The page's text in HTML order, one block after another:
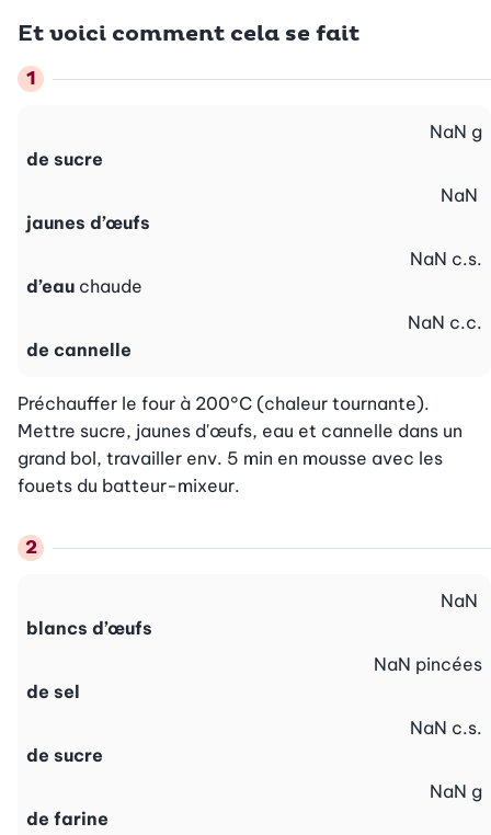
Et voici comment cela se fait
de sucre
NaN g
jaunes d’œufs
NaN
d’eau chaude
NaN c.s.
de cannelle
NaN c.c.
Préchauffer le four à 200°C (chaleur tournante).
Mettre sucre, jaunes d'œufs, eau et cannelle dans un
grand bol, travailler env. 5 min en mousse avec les
fouets du batteur-mixeur.
blancs d’œufs
NaN
de sel
NaN pincées
de sucre
NaN c.s.
de farine
NaN g